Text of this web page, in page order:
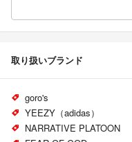
取り扱いブランド
goro's
YEEZY（adidas）
NARRATIVE PLATOON